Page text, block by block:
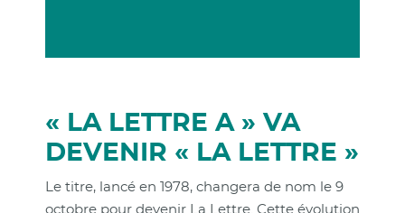
« LA LETTRE A » VA
DEVENIR « LA LETTRE »
Le titre, lancé en 1978, changera de nom le 9
octobre pour devenir La Lettre. Cette évolution